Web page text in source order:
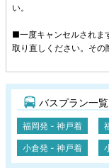
い。
■一度キャンセルされま
取り直しください。その
バスプラン一覧
福岡発 - 神戸着
小倉発 - 神戸着